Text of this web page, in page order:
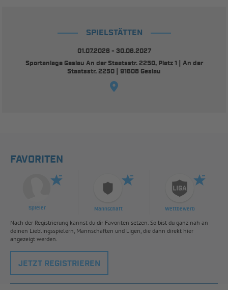
SPIELSTÄTTEN
01.07.2026 - 30.06.2027
Sportanlage Geslau An der Staatsstr. 2250, Platz 1 | An der
Staatsstr. 2250 | 91608 Geslau
FAVORITEN
Spieler Mannschaft Wettbewerb
Nach der Registrierung kannst du dir Favoriten setzen. So bist du ganz nah an
deinen Lieblingsspielern, Mannschaften und Ligen, die dann direkt hier
angezeigt werden.
JETZT REGISTRIEREN